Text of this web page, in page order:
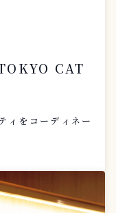
CAT
ィをコーディネー